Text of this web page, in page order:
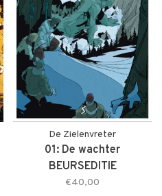
De Zielenvreter
01: De wachter
BEURSEDITIE
€40,00